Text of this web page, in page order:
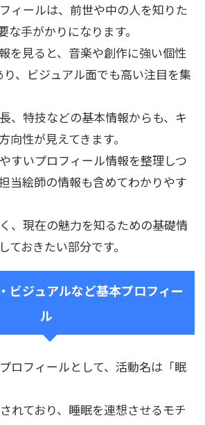
ィールは、前世や中の人を知りた
な手がかりになります。
を見ると、音楽や創作に強い個性
、ビジュアル面でも高い注目を集
、特技などの基本情報からも、キ
向性が見えてきます。
すいプロフィール情報を整理しつ
当絵師の情報も含めてわかりやす
、現在の魅力を知るための基礎情
ておきたい部分です。
ビジュアルなど基本プロフィー
ル
ロフィールとして、活動名は「眠
れており、睡眠を連想させるモチ